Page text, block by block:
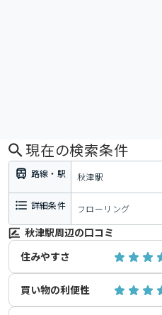
現在の検索条件
路線・駅 秋津駅
詳細条件 フローリング
秋津駅周辺の口コミ
住みやすさ
買い物の利便性